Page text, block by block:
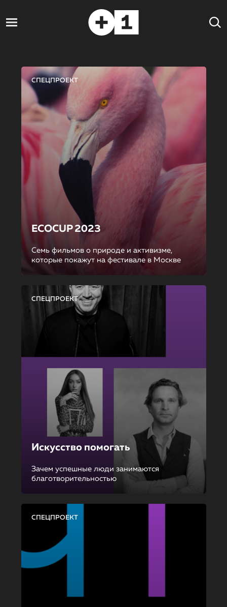
СПЕЦПРОЕКТ
ECOCUP 2023
Семь фильмов о природе и активизме,
которые покажут на фестивале в Москве
СПЕЦПРОЕКТ
Искусство помогать
Зачем успешные люди занимаются
благотворительностью
СПЕЦПРОЕКТ